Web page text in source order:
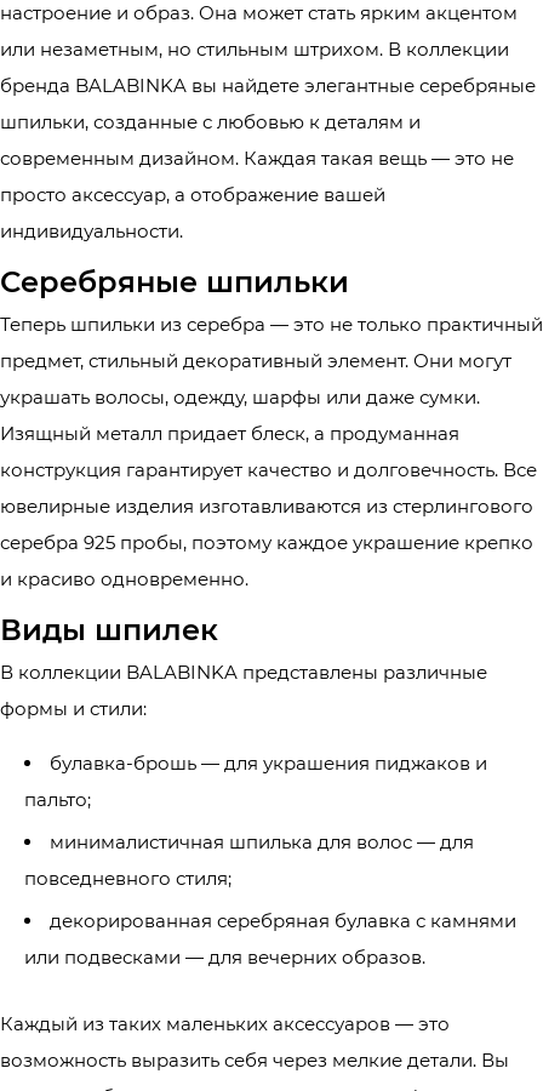
настроение и образ. Она может стать ярким акцентом
или незаметным, но стильным штрихом. В коллекции
бренда BALABINKA вы найдете элегантные серебряные
шпильки, созданные с любовью к деталям и
современным дизайном. Каждая такая вещь — это не
просто аксессуар, а отображение вашей
индивидуальности.
Серебряные шпильки
Теперь шпильки из серебра — это не только практичный
предмет, стильный декоративный элемент. Они могут
украшать волосы, одежду, шарфы или даже сумки.
Изящный металл придает блеск, а продуманная
конструкция гарантирует качество и долговечность. Все
ювелирные изделия изготавливаются из стерлингового
серебра 925 пробы, поэтому каждое украшение крепко
и красиво одновременно.
Виды шпилек
В коллекции BALABINKA представлены различные
формы и стили:
булавка-брошь — для украшения пиджаков и
пальто;
минималистичная шпилька для волос — для
повседневного стиля;
декорированная серебряная булавка с камнями
или подвесками — для вечерних образов.
Каждый из таких маленьких аксессуаров — это
возможность выразить себя через мелкие детали. Вы